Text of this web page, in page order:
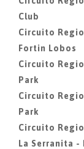
Club
Circuito
Fortin Lobos
Circuito
Park
Circuito
Park
Circuito
La Serranita -